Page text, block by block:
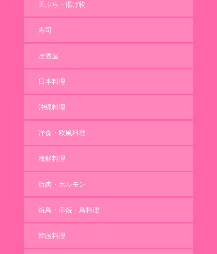
天ぷら・揚げ物
寿司
居酒屋
日本料理
沖縄料理
洋食・欧風料理
海鮮料理
焼肉・ホルモン
焼鳥・串焼・鳥料理
韓国料理